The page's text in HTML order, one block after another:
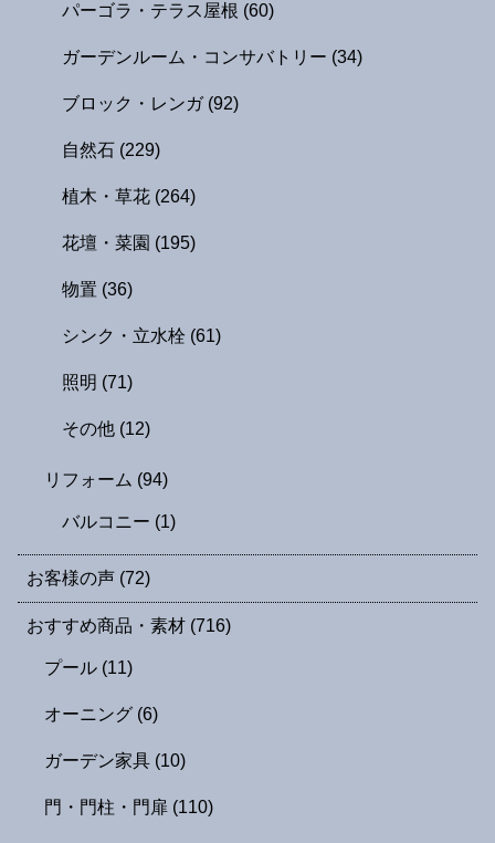
パーゴラ・テラス屋根 (60)
ガーデンルーム・コンサバトリー (34)
ブロック・レンガ (92)
自然石 (229)
植木・草花 (264)
花壇・菜園 (195)
物置 (36)
シンク・立水栓 (61)
照明 (71)
その他 (12)
リフォーム (94)
バルコニー (1)
お客様の声 (72)
おすすめ商品・素材 (716)
プール (11)
オーニング (6)
ガーデン家具 (10)
門・門柱・門扉 (110)